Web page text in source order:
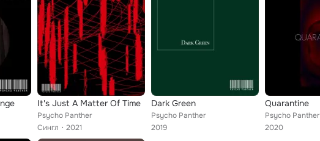
It's Just A Matter Of Time
Psycho Panther
Сингл
2021
Dark Green
Psycho Panther
2019
Quarantine
Psycho Panther
2020